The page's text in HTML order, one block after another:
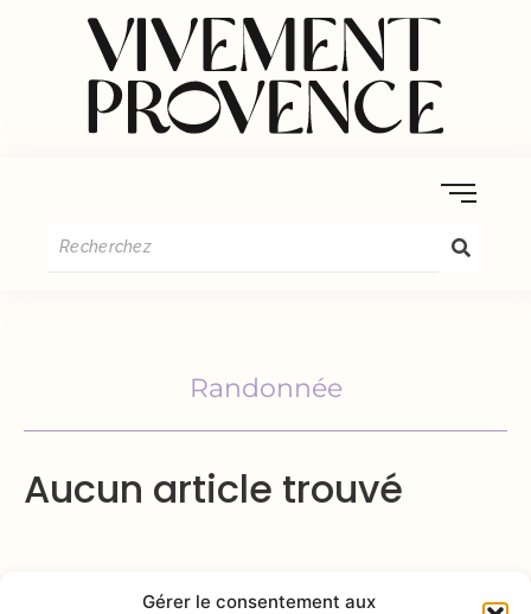
Gérer le consentement aux
Randonnée
Aucun article trouvé